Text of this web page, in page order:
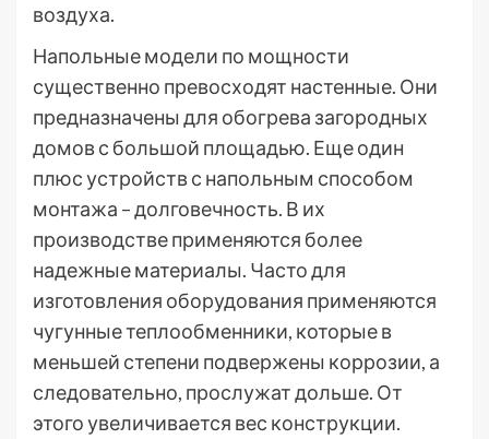
воздуха.
Напольные модели по мощности
существенно превосходят настенные. Они
предназначены для обогрева загородных
домов с большой площадью. Еще один
плюс устройств с напольным способом
монтажа – долговечность. В их
производстве применяются более
надежные материалы. Часто для
изготовления оборудования применяются
чугунные теплообменники, которые в
меньшей степени подвержены коррозии, а
следовательно, прослужат дольше. От
этого увеличивается вес конструкции.